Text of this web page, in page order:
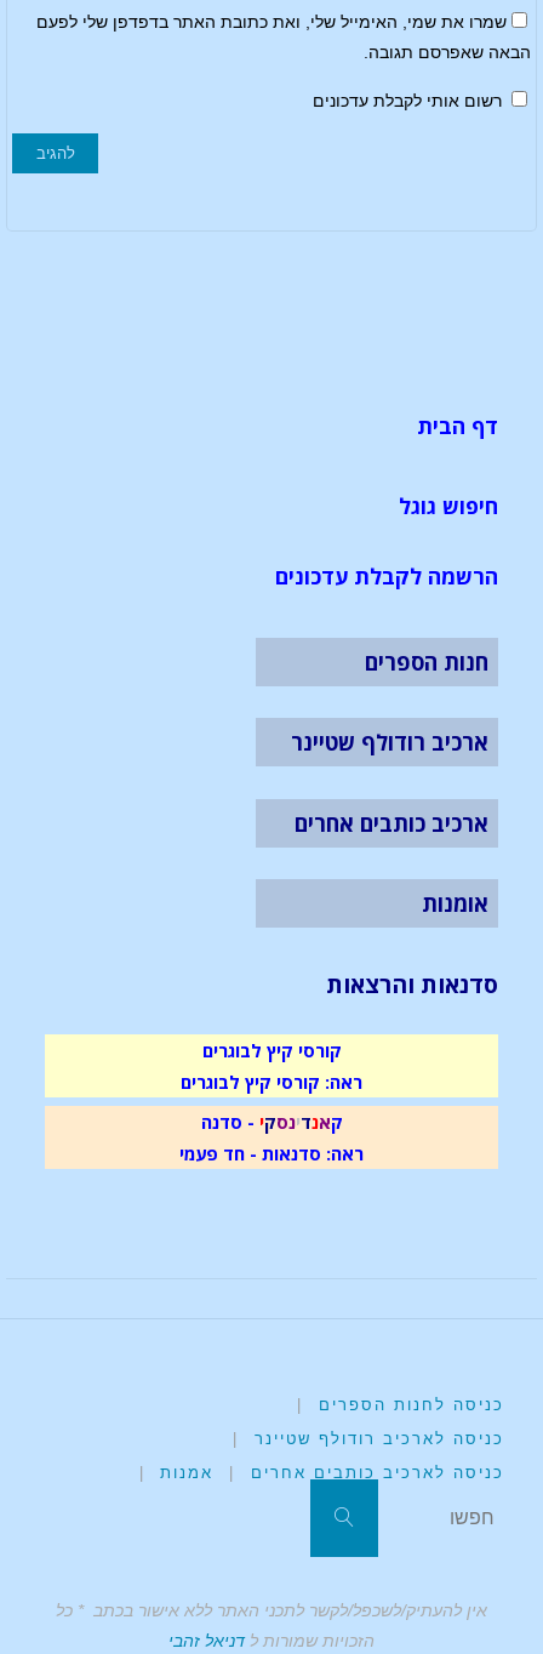
שמרו את שמי, האימייל שלי, ואת כתובת האתר בדפדפן שלי לפעם
הבאה שאפרסם תגובה.
רשום אותי לקבלת עדכונים
דף הבית
חיפוש גוגל
הרשמה לקבלת עדכונים
חנות הספרים
ארכיב רודולף שטיינר
ארכיב כותבים אחרים
אומנות
סדנאות והרצאות
קורסי קיץ לבוגרים
ראה: קורסי קיץ לבוגרים
קאנדינסקי - סדנה
ראה: סדנאות - חד פעמי
כניסה לחנות הספרים
|
כניסה לארכיב רודולף שטיינר
|
כניסה לארכיב כותבים אחרים
| אמנות |
אין להעתיק/לשכפל/לקשר לתכני האתר ללא אישור בכתב * כל
הזכויות שמורות לדניאל זהבי